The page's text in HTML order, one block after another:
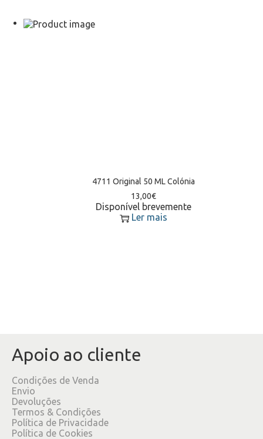
4711 Original 50 ML Colónia
13,00€
Disponível brevemente
Ler mais
Apoio ao cliente
Condições de Venda
Envio
Devoluções
Termos & Condições
Política de Privacidade
Política de Cookies